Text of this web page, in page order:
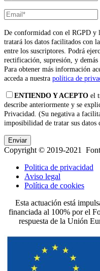
De conformidad con el RGPD
tratará los datos facilitados con
entre los suscriptores. Podrá
rectificación, supresión, y
Para obtener más información
acceda a nuestra política de
ENTIENDO Y ACEPTO el
describe anteriormente y se
Privacidad. (Su negativa a
imposibilidad de tratar sus
Copyright © 2019-2021
Politica de privacidad
Aviso legal
Política de cookies
Esta actuación está
financiada al 100% por el
respuesta de la Unión